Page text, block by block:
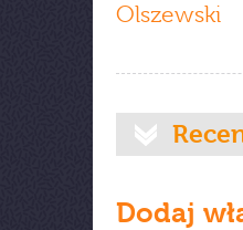
Olszewski
Dodaj